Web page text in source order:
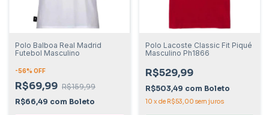
Polo Balboa Real Madrid
Futebol Masculino
-56% OFF
R$69,99 R$159,99
R$66,49 com Boleto
Polo Lacoste Classic Fit Piqué
Masculino Ph1866
R$529,99
R$503,49 com Boleto
10 x de R$53,00 sem juros